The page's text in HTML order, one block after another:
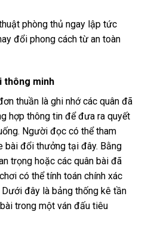
phòng thủ ngay lập tức
đổi phong cách từ an toàn
thông minh
thuần là ghi nhớ các quân đã
hợp thông tin để đưa ra quyết
Người đọc có thể tham
bài đổi thưởng tại đây. Bằng
trọng hoặc các quân bài đã
có thể tính toán chính xác
đây là bảng thống kê tần
trong một ván đấu tiêu